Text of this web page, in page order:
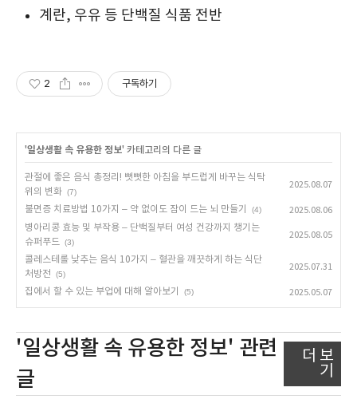
계란, 우유 등 단백질 식품 전반
2 구독하기
'일상생활 속 유용한 정보' 카테고리의 다른 글
관절에 좋은 음식 총정리! 뻣뻣한 아침을 부드럽게 바꾸는 식탁
위의 변화 (7)
2025.08.07
불면증 치료방법 10가지 – 약 없이도 잠이 드는 뇌 만들기 (4)
2025.08.06
병아리콩 효능 및 부작용 – 단백질부터 여성 건강까지 챙기는
슈퍼푸드
(3)
2025.08.05
콜레스테롤 낮추는 음식 10가지 – 혈관을 깨끗하게 하는 식단
처방전
(5)
2025.07.31
집에서 할 수 있는 부업에 대해 알아보기 (5) 2025.05.07
'일상생활 속 유용한 정보' 관련
글
더 보
기